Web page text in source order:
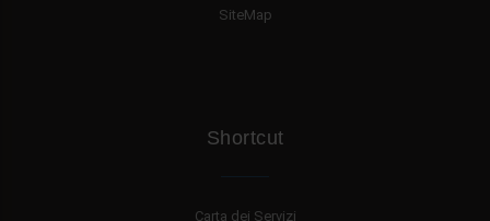
SiteMap
Shortcut
Carta dei Servizi